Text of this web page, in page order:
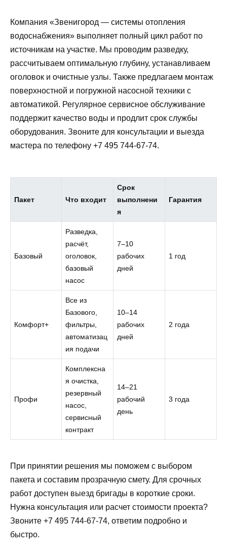
Компания «Звенигород — системы отопления
водоснабжения» выполняет полный цикл работ по
источникам на участке. Мы проводим разведку,
рассчитываем оптимальную глубину, устанавливаем
оголовок и очистные узлы. Также предлагаем монтаж
поверхностной и погружной насосной техники с
автоматикой. Регулярное сервисное обслуживание
поддержит качество воды и продлит срок службы
оборудования. Звоните для консультации и выезда
мастера по телефону +7 495 744-67-74.
Пакет Что входит
Срок
выполнени
я
Гарантия
Базовый
Разведка,
расчёт,
оголовок,
базовый
насос
7–10
рабочих
дней
1 год
Комфорт+
Все из
Базового,
фильтры,
автоматизац
ия подачи
10–14
рабочих
дней
2 года
Профи
Комплексна
я очистка,
резервный
насос,
сервисный
контракт
14–21
рабочий
день
3 года
При принятии решения мы поможем с выбором
пакета и составим прозрачную смету. Для срочных
работ доступен выезд бригады в короткие сроки.
Нужна консультация или расчет стоимости проекта?
Звоните +7 495 744-67-74, ответим подробно и
быстро.